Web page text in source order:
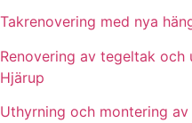
Takrenovering med nya
Renovering av tegeltak
Hjärup
Uthyrning och montering